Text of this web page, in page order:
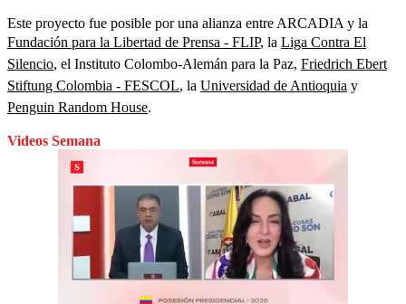
Este proyecto fue posible por una alianza entre ARCADIA y la
Fundación para la Libertad de Prensa - FLIP, la Liga Contra El
Silencio, el Instituto Colombo-Alemán para la Paz, Friedrich Ebert
Stiftung Colombia - FESCOL, la Universidad de Antioquia y
Penguin Random House.
Videos Semana